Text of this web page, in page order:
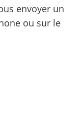
envoyer un
ou sur le